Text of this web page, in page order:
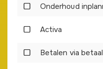
Onderhoud
Activa
Betalen via